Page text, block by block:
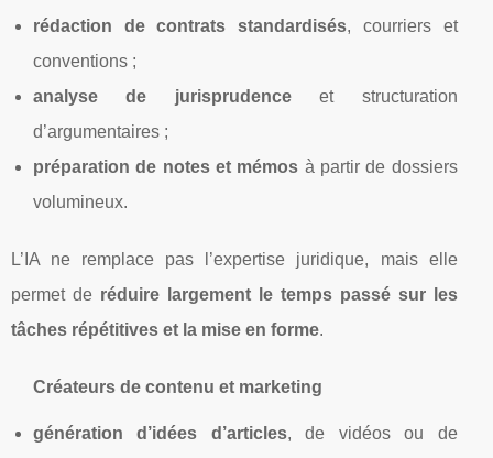
rédaction de contrats standardisés, courriers et
conventions ;
analyse de jurisprudenceet structuration
d’argumentaires ;
préparation de notes et mémos à partir de dossiers
volumineux.
L’IA ne remplace pas l’expertise juridique, mais elle
permet de réduire largement le temps passé sur les
tâches répétitives et la mise en forme.
Créateurs de contenu et marketing
génération d’idées d’articles, de vidéos ou de